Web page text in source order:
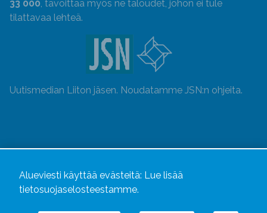
33 000, tavoittaa myös ne taloudet, johon ei tule
tilattavaa lehteä.
Uutismedian Liiton jäsen. Noudatamme JSN:n ohjeita.
Alueviesti käyttää evästeitä: Lue lisää
tietosuojaselosteestamme.